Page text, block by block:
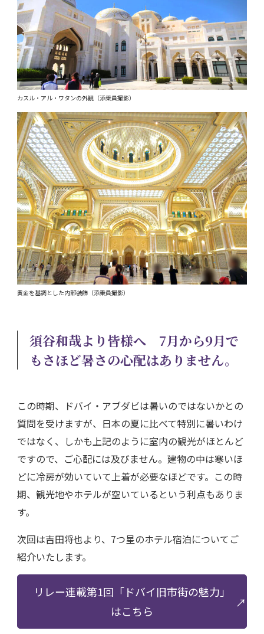
カスル・アル・ワタンの外観（添乗員撮影）
黄金を基調とした内部装飾（添乗員撮影）
須谷和哉より皆様へ 7月から9月で
もさほど暑さの心配はありません。
この時期、ドバイ・アブダビは暑いのではないかとの
質問を受けますが、日本の夏に比べて特別に暑いわけ
ではなく、しかも上記のように室内の観光がほとんど
ですので、ご心配には及びません。建物の中は寒いほ
どに冷房が効いていて上着が必要なほどです。この時
期、観光地やホテルが空いているという利点もありま
す。
次回は吉田将也より、7つ星のホテル宿泊についてご
紹介いたします。
リレー連載第1回「ドバイ旧市街の魅力」
はこちら